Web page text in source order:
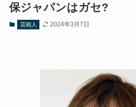
保ジャパンはガセ?
芸能人 2024年3月7日